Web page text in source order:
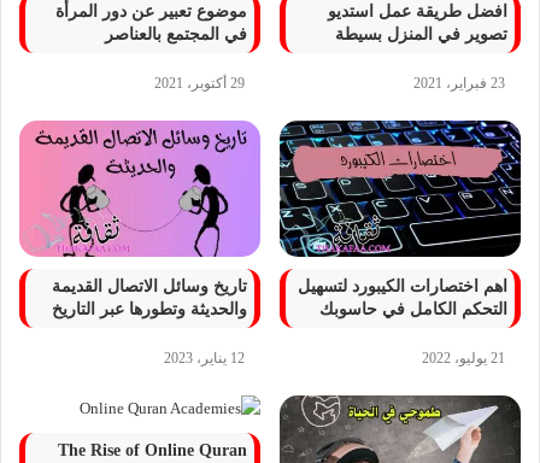
افضل طريقة عمل استديو
تصوير في المنزل بسيطة
23 فبراير، 2021
موضوع تعبير عن دور المرأة
في المجتمع بالعناصر
29 أكتوبر، 2021
اهم اختصارات الكيبورد لتسهيل
التحكم الكامل في حاسوبك
21 يوليو، 2022
تاريخ وسائل الاتصال القديمة
والحديثة وتطورها عبر التاريخ
12 يناير، 2023
The Rise of Online Quran